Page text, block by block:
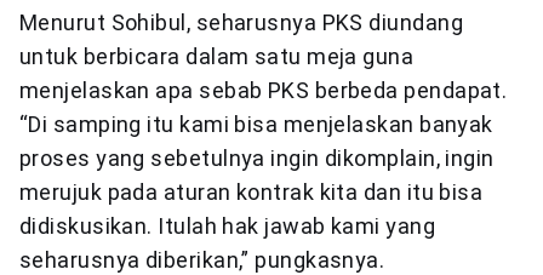
Menurut Sohibul, seharusnya PKS diundang
untuk berbicara dalam satu meja guna
menjelaskan apa sebab PKS berbeda pendapat.
“Di samping itu kami bisa menjelaskan banyak
proses yang sebetulnya ingin dikomplain, ingin
merujuk pada aturan kontrak kita dan itu bisa
didiskusikan. Itulah hak jawab kami yang
seharusnya diberikan,” pungkasnya.